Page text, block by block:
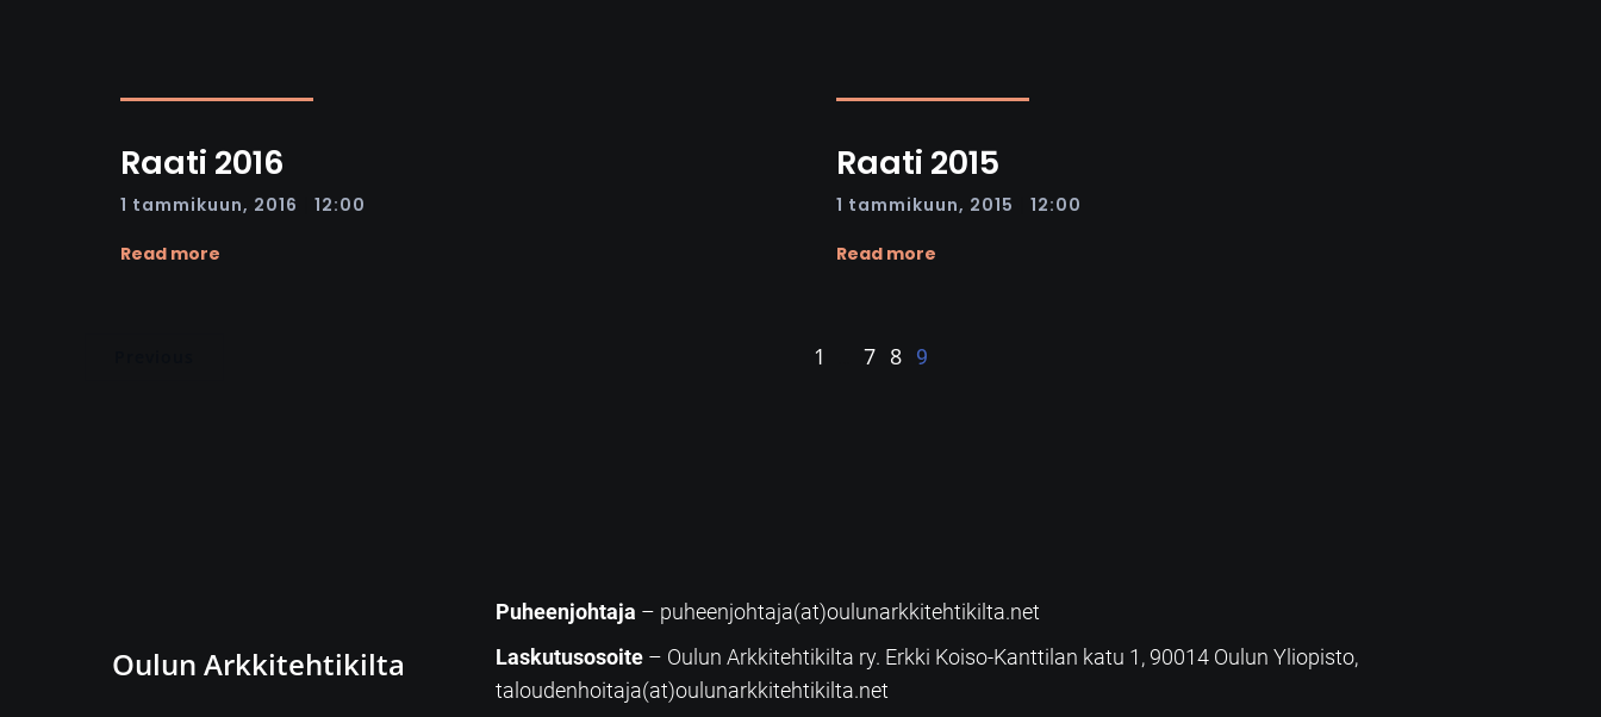
Raati 2016
1 tammikuun, 2016 12:00
Read more
Raati 2015
1 tammikuun, 2015 12:00
Read more
1 7 8 9
Oulun Arkkitehtikilta
Puheenjohtaja – puheenjohtaja(at)oulunarkkitehtikilta.net
Laskutusosoite – Oulun Arkkitehtikilta ry. Erkki Koiso-Kanttilan katu 1, 90014 Oulun Yliopisto,
taloudenhoitaja(at)oulunarkkitehtikilta.net